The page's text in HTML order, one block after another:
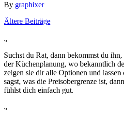
By graphixer
Beitragsnavigation
Ältere Beiträge
„
Suchst du Rat, dann bekommst du
der Küchenplanung, wo bekanntlich
zeigen sie dir alle Optionen und
sagst, was die Preisobergrenze ist,
fühlst dich einfach gut.
„